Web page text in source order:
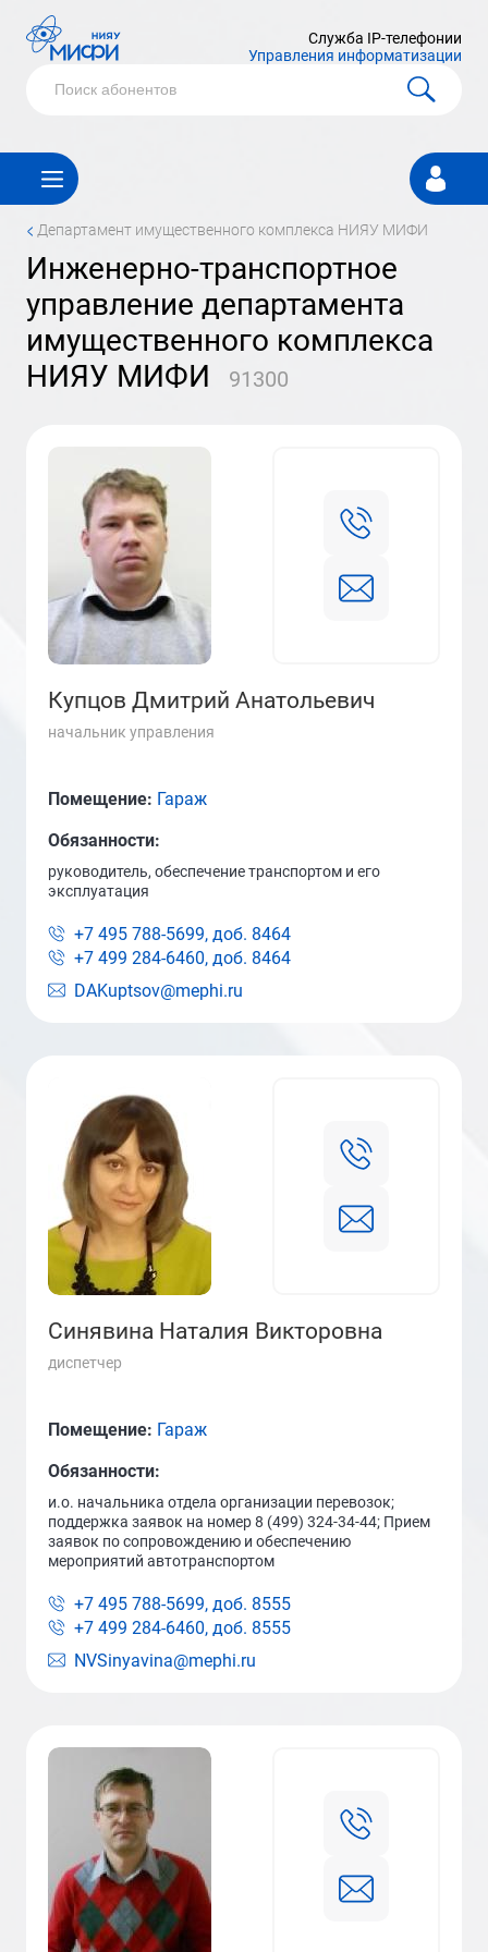
Служба IP-телефонии
Управления информатизации
Личный
кабинет
< департамент имущественного комплекса НИЯУ МИФИ
инженерно-транспортное
управление департамента
имущественного комплекса
НИЯУ МИФИ
91300
Купцов Дмитрий Анатольевич
начальник управления
DAKuptsov@mephi.ru
Помещение: Гараж
Обязанности:
руководитель, обеспечение транспортом и его
эксплуатация
+7 495 788-5699, доб. 8464
+7 499 284-6460, доб. 8464
Синявина Наталия Викторовна
диспетчер
NVSinyavina@mephi.ru
Помещение: Гараж
Обязанности:
и.о. начальника отдела организации перевозок;
поддержка заявок на номер 8 (499) 324-34-44; Прием
заявок по сопровождению и обеспечению
мероприятий автотранспортом
+7 495 788-5699, доб. 8555
+7 499 284-6460, доб. 8555